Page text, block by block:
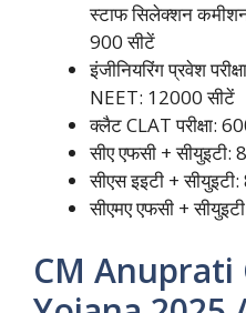
स्टाफ सिलेक्शन कमीशन
900 सीटें
इंजीनियरिंग प्रवेश
NEET: 12000 सीटें
क्लैट CLAT परीक्षा:
सीए एफसी + सीयुइटी:
सीएस इइटी +
सीएमए एफसी +
CM Anuprati